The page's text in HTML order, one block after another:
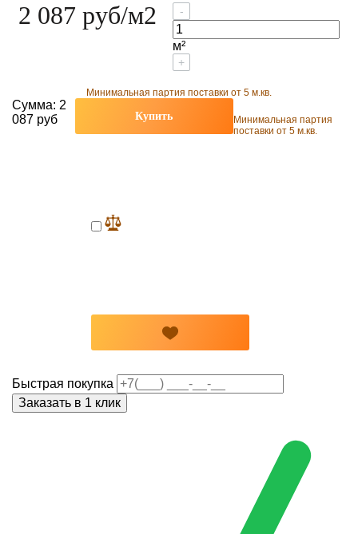
2 087 руб/м2 -
м²
+
Минимальная партия поставки от 5 м.кв.
Сумма: 2
087 руб
Купить
Минимальная партия
поставки от 5 м.кв.
Быстрая покупка